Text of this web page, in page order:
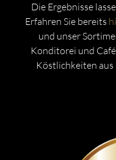
Die Ergebnisse
Erfahren Sie bereits
und unser
Konditorei und
Köstlichkeiten